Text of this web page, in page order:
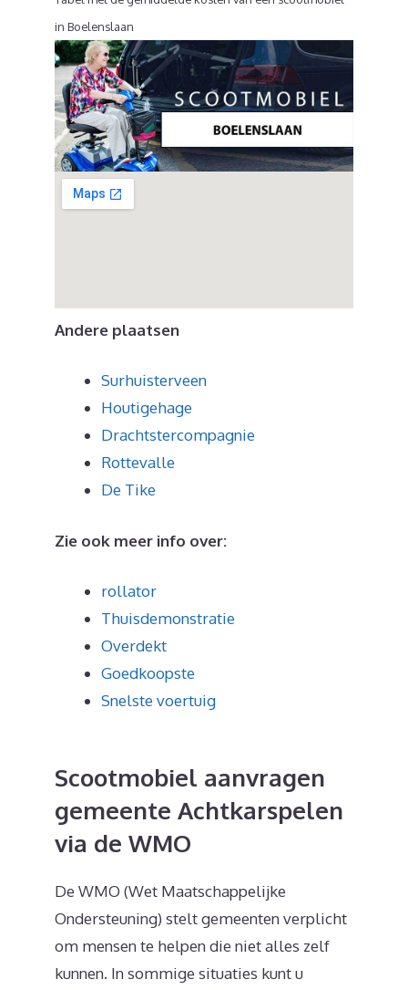
in Boelenslaan
Andere plaatsen
Surhuisterveen
Houtigehage
Drachtstercompagnie
Rottevalle
De Tike
Zie ook meer info over:
rollator
Thuisdemonstratie
Overdekt
Goedkoopste
Snelste voertuig
Scootmobiel aanvragen
gemeente Achtkarspelen
via de WMO
De WMO (Wet Maatschappelijke
Ondersteuning) stelt gemeenten verplicht
om mensen te helpen die niet alles zelf
kunnen. In sommige situaties kunt u